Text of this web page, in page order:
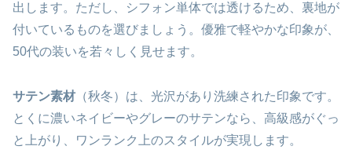
出します。ただし、シフォン単体では透けるため、裏地が
付いているものを選びましょう。優雅で軽やかな印象が、
50代の装いを若々しく見せます。
サテン素材 （秋冬）は、光沢があり洗練された印象です。
とくに濃いネイビーやグレーのサテンなら、高級感がぐっ
と上がり、ワンランク上のスタイルが実現します。